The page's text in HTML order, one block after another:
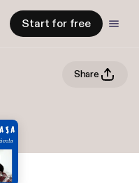
Start for free
Share